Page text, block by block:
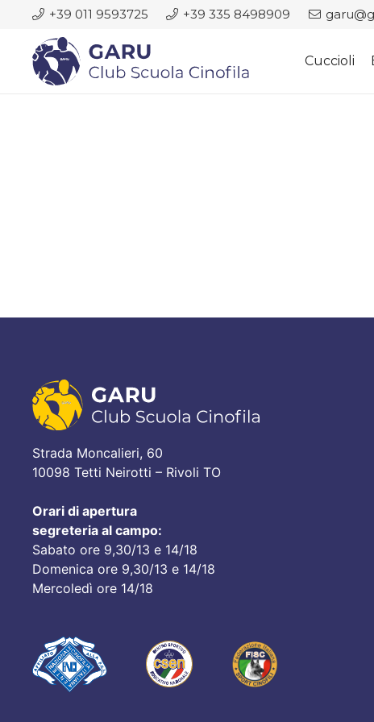
+39 011 9593725 +39 335 8498909
Cuccioli
Strada Moncalieri, 60
10098 Tetti Neirotti – Rivoli TO
Orari di apertura
segreteria al campo:
Sabato ore 9,30/13 e 14/18
Domenica ore 9,30/13 e 14/18
Mercoledì ore 14/18